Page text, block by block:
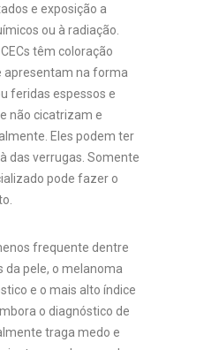
e exposição a
ou à radiação.
têm coloração
apresentam na forma
feridas espessos e
não cicatrizam e
Eles podem ter
das verrugas. Somente
pode fazer o
frequente dentre
da pele, o melanoma
e o mais alto índice
o diagnóstico de
traga medo e